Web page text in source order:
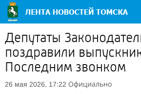
Депутаты
поздравили
Последним звонком
26 мая 2026, 17:22 Официально